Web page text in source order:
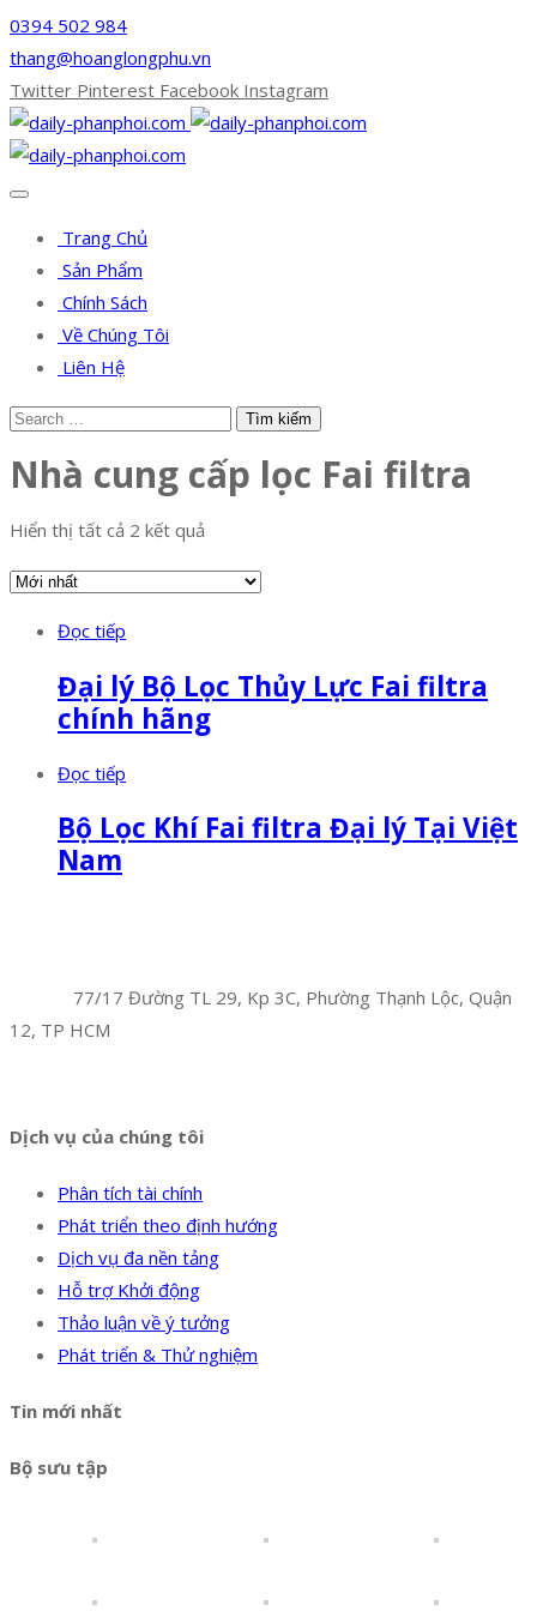
0394 502 984
thang@hoanglongphu.vn
Twitter Pinterest Facebook Instagram
Trang Chủ
Sản Phẩm
Chính Sách
Về Chúng Tôi
Liên Hệ
Nhà cung cấp lọc Fai filtra
Hiển thị tất cả 2 kết quả
Đọc tiếp
Đại lý Bộ Lọc Thủy Lực Fai filtra
chính hãng
Đọc tiếp
Bộ Lọc Khí Fai filtra Đại lý Tại Việt
Nam
77/17 Đường TL 29, Kp 3C, Phường Thạnh Lộc, Quận
12, TP HCM
Dịch vụ của chúng tôi
Phân tích tài chính
Phát triển theo định hướng
Dịch vụ đa nền tảng
Hỗ trợ Khởi động
Thảo luận về ý tưởng
Phát triển & Thử nghiệm
Tin mới nhất
Bộ sưu tập